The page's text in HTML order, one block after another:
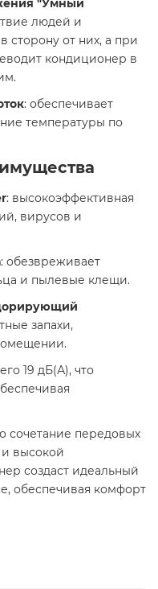
"Умный
людей и
сторону от них, а при
кондиционер в
: обеспечивает
температуры по
: высокоэффективная
вирусов и
: обезвреживает
и пылевые клещи.​
запахи,
19 дБ(А), что
сочетание передовых
и высокой
создаст идеальный
обеспечивая комфорт